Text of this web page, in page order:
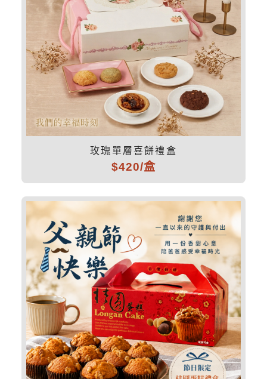
玫瑰單層喜餅禮盒
$420/盒